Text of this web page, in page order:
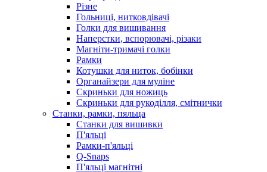
Різне
Гольниці, нитковдівачі
Голки для вишивання
Наперстки, вспорювачі, різаки
Магніти-тримачі голки
Рамки
Котушки для ниток, бобінки
Органайзери для муліне
Скриньки для ножиць
Скриньки для рукоділля, смітнички
Станки, рамки, пяльца
Станки для вишивки
П'яльці
Рамки-п'яльці
Q-Snaps
П'яльці магнітні